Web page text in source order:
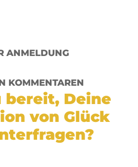
ANMELDUNG
KOMMENTAREN
bereit, Deine
von Glück